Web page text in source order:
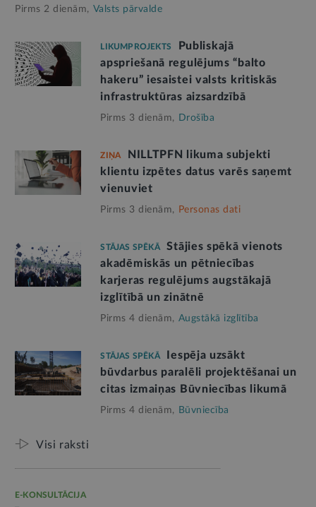
Pirms 2 dienām, Valsts pārvalde
LIKUMPROJEKTS
Publiskajā
apspriešanā regulējums “balto
hakeru” iesaistei valsts kritiskās
infrastruktūras aizsardzībā
Pirms 3 dienām, Drošība
ZIŅA
NILLTPFN likuma subjekti
klientu izpētes datus varēs saņemt
vienuviet
Pirms 3 dienām, Personas dati
STĀJAS SPĒKĀ
Stājies spēkā vienots
akadēmiskās un pētniecības
karjeras regulējums augstākajā
izglītībā un zinātnē
Pirms 4 dienām, Augstākā izglītība
STĀJAS SPĒKĀ
Iespēja uzsākt
būvdarbus paralēli projektēšanai un
citas izmaiņas Būvniecības likumā
Pirms 4 dienām, Būvniecība
Visi raksti
E-KONSULTĀCIJA